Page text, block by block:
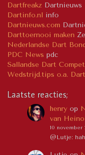
Dartfreakz Dartnieuws
Dartinfo.nl info
Dartnieuws.com
Darttoernooi maken
Nederlandse Dart
PDC News pdc
Sallandse Dart
Wedstrijd.tips o.a.
Laatste reacties;
henryop
van
10 november
@Lutje: